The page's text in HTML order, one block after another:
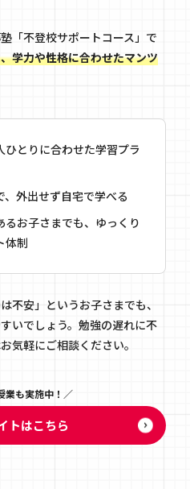
「不登校サポートコース」で
学力や性格に合わせたマンツ
とりに合わせた学習プラ
外出せず自宅で学べる
るお子さまでも、ゆっくり
体制
不安」というお子さまでも、
いでしょう。勉強の遅れに不
気軽にご相談ください。
業も実施中！
トはこちら